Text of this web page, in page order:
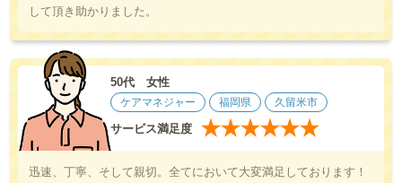
して頂き助かりました。
50代 女性
ケアマネジャー 福岡県 久留米市
サービス満足度 ★★★★★★
迅速、丁寧、そして親切。全てにおいて大変満足しております！